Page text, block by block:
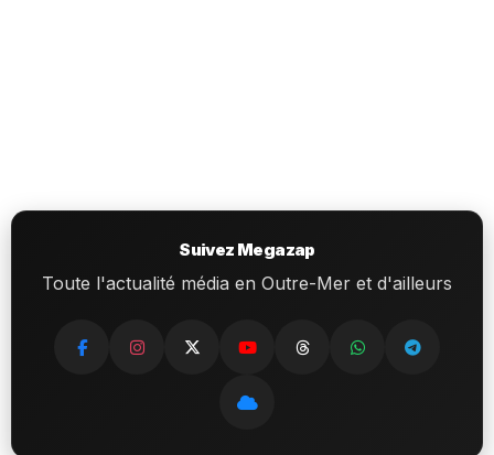
Suivez Megazap
Toute l'actualité média en Outre-Mer et d'ailleurs